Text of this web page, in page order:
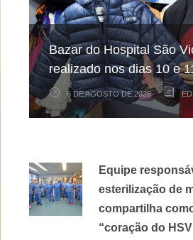
Bazar do Hospital São
realizado nos dias 10 e
6 DE AGOSTO DE 2026
Hospital São Vicente
mapeamento nacional
infantojuvenil
6 DE AGOSTO DE 2026
Hospital São Vicente
arrecadação de cupons
Nota Fiscal Paulista
3 DE AGOSTO DE 2026
Equipe
esterilização de
compartilha
“coração do